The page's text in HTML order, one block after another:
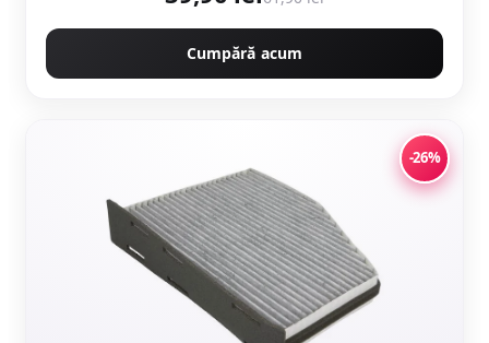
Cumpără acum
-26%